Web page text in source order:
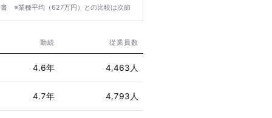
※業種平均（627万円）との比較は次節
勤続 従業員数
4.6年 4,463人
4.7年 4,793人